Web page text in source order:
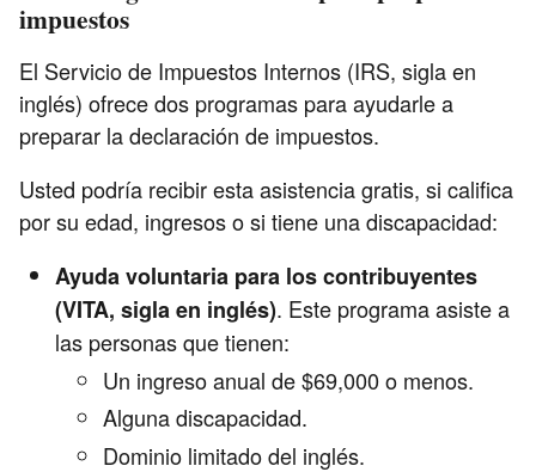
impuestos
El Servicio de Impuestos Internos (IRS, sigla en
inglés) ofrece dos programas para ayudarle a
preparar la declaración de impuestos.
Usted podría recibir esta asistencia gratis, si califica
por su edad, ingresos o si tiene una discapacidad:
Ayuda voluntaria para los contribuyentes
(VITA, sigla en inglés). Este programa asiste a
las personas que tienen:
Un ingreso anual de $69,000 o menos.
Alguna discapacidad.
Dominio limitado del inglés.